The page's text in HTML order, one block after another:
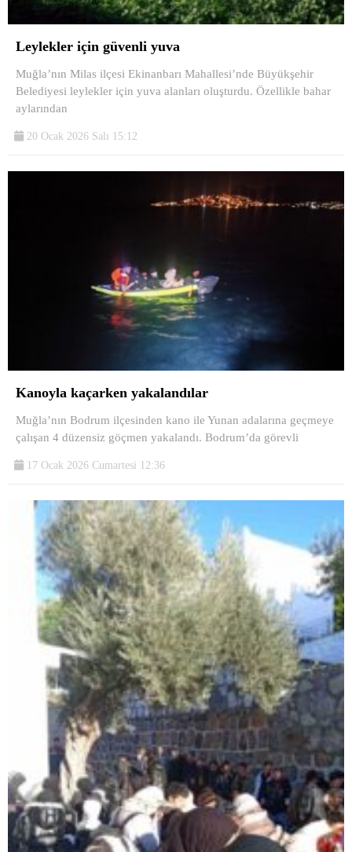
Leylekler için güvenli yuva
Muğla’nın Milas ilçesi Ekinanbarı Mahallesi’nde Büyükşehir
Belediyesi leylekler için yuva alanları oluşturdu. Özellikle bahar
aylarından
20 Ocak 2026 Salı 15:12
Kanoyla kaçarken yakalandılar
Muğla’nın Bodrum ilçesinden kano ile Yunan adalarına geçmeye
çalışan 4 düzensiz göçmen yakalandı. Bodrum’da görevli
17 Ocak 2026 Cumartesi 12:36